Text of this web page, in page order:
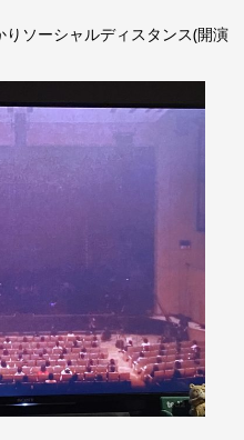
ソーシャルディスタンス(開演